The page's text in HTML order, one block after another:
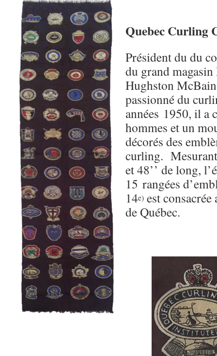
Quebec Curling
Président du du
du grand
Hughston
passionné du
années 1950, il a
hommes et un
décorés des
curling. Mesurant
et 48’’ de long,
15 rangées
14e) est
de Québec.